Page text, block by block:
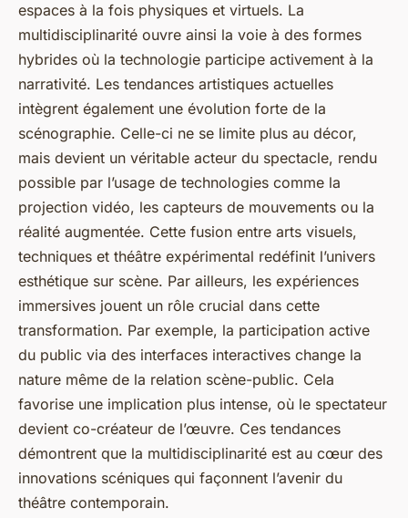
espaces à la fois physiques et virtuels. La
multidisciplinarité ouvre ainsi la voie à des formes
hybrides où la technologie participe activement à la
narrativité. Les tendances artistiques actuelles
intègrent également une évolution forte de la
scénographie. Celle-ci ne se limite plus au décor,
mais devient un véritable acteur du spectacle, rendu
possible par l’usage de technologies comme la
projection vidéo, les capteurs de mouvements ou la
réalité augmentée. Cette fusion entre arts visuels,
techniques et théâtre expérimental redéfinit l’univers
esthétique sur scène. Par ailleurs, les expériences
immersives jouent un rôle crucial dans cette
transformation. Par exemple, la participation active
du public via des interfaces interactives change la
nature même de la relation scène-public. Cela
favorise une implication plus intense, où le spectateur
devient co-créateur de l’œuvre. Ces tendances
démontrent que la multidisciplinarité est au cœur des
innovations scéniques qui façonnent l’avenir du
théâtre contemporain.